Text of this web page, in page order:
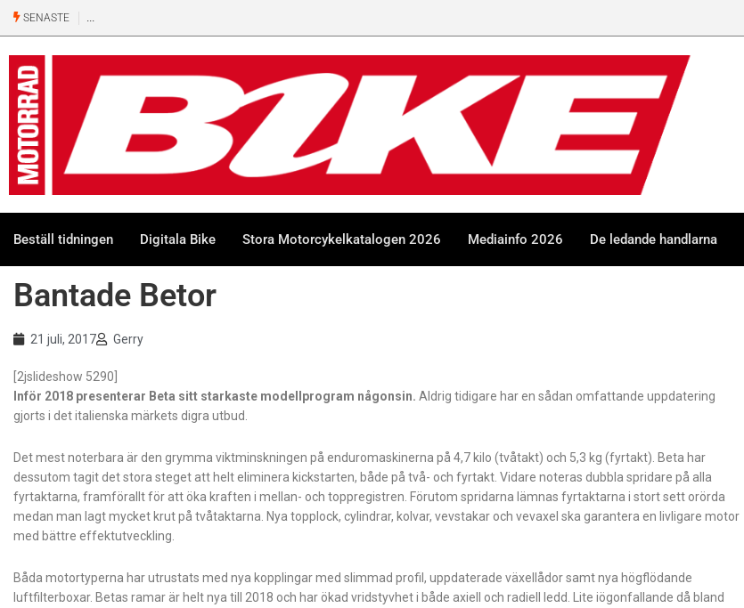
SENASTE
Beställ tidningen Digitala Bike Stora Motorcykelkatalogen 2026 Mediainfo 2026 De ledande handlarna
Bantade Betor
21 juli, 2017 Gerry
[2jslideshow 5290]
Inför 2018 presenterar Beta sitt starkaste modellprogram någonsin. Aldrig tidigare har en sådan omfattande uppdatering
gjorts i det italienska märkets digra utbud.
Det mest noterbara är den grymma viktminskningen på enduromaskinerna på 4,7 kilo (tvåtakt) och 5,3 kg (fyrtakt). Beta har
dessutom tagit det stora steget att helt eliminera kickstarten, både på två- och fyrtakt. Vidare noteras dubbla spridare på alla
fyrtaktarna, framförallt för att öka kraften i mellan- och toppregistren. Förutom spridarna lämnas fyrtaktarna i stort sett orörda
medan man lagt mycket krut på tvåtaktarna. Nya topplock, cylindrar, kolvar, vevstakar och vevaxel ska garantera en livligare motor
med bättre effektutveckling.
Båda motortyperna har utrustats med nya kopplingar med slimmad profil, uppdaterade växellådor samt nya högflödande
luftfilterboxar. Betas ramar är helt nya till 2018 och har ökad vridstyvhet i både axiell och radiell ledd. Lite iögonfallande då bland